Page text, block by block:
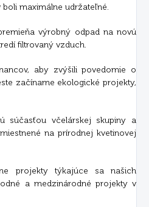
maximálne udržateľné.
výrobný odpad na novú
filtrovaný vzduch.
aby zvýšili povedomie o
začíname ekologické projekty,
súčasťou včelárskej skupiny a
na prírodnej kvetinovej
projekty týkajúce sa našich
a medzinárodné projekty v